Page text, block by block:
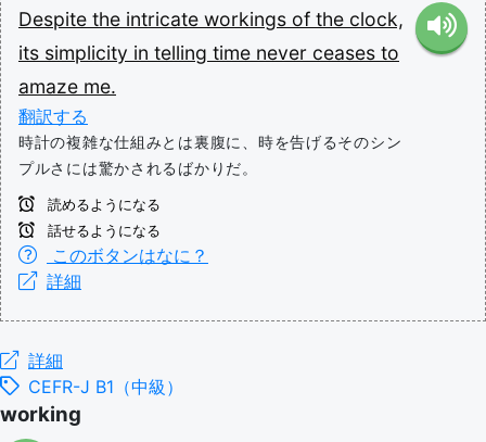
Despite the intricate workings of the clock,
its simplicity in telling time never ceases to
amaze me.
翻訳する
時計の複雑な仕組みとは裏腹に、時を告げるそのシン
プルさには驚かされるばかりだ。
読めるようになる
話せるようになる
このボタンはなに？
詳細
詳細
CEFR-J B1（中級）
working